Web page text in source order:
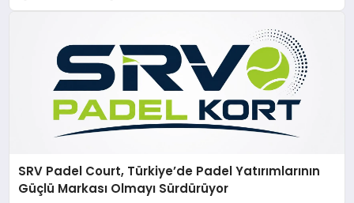
SRV Padel Court, Türkiye’de Padel Yatırımlarının
Güçlü Markası Olmayı Sürdürüyor